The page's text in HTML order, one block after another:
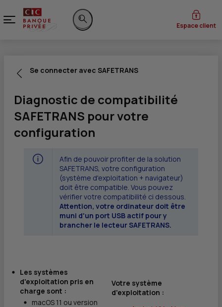
Menu
Rechercher sur le site
Espace client
Se connecter avec SAFETRANS
Diagnostic de compatibilité
SAFETRANS pour votre
configuration
Afin de pouvoir profiter de la solution
SAFETRANS, votre configuration
(système d'exploitation + navigateur)
doit être compatible. Vous pouvez
vérifier votre compatibilité ci dessous.
Attention, votre ordinateur doit être
muni d'un port USB actif pour y
brancher le lecteur SAFETRANS.
Les systèmes
d'exploitation pris en
charge sont :
macOS 11 ou version
Votre système
d'exploitation :